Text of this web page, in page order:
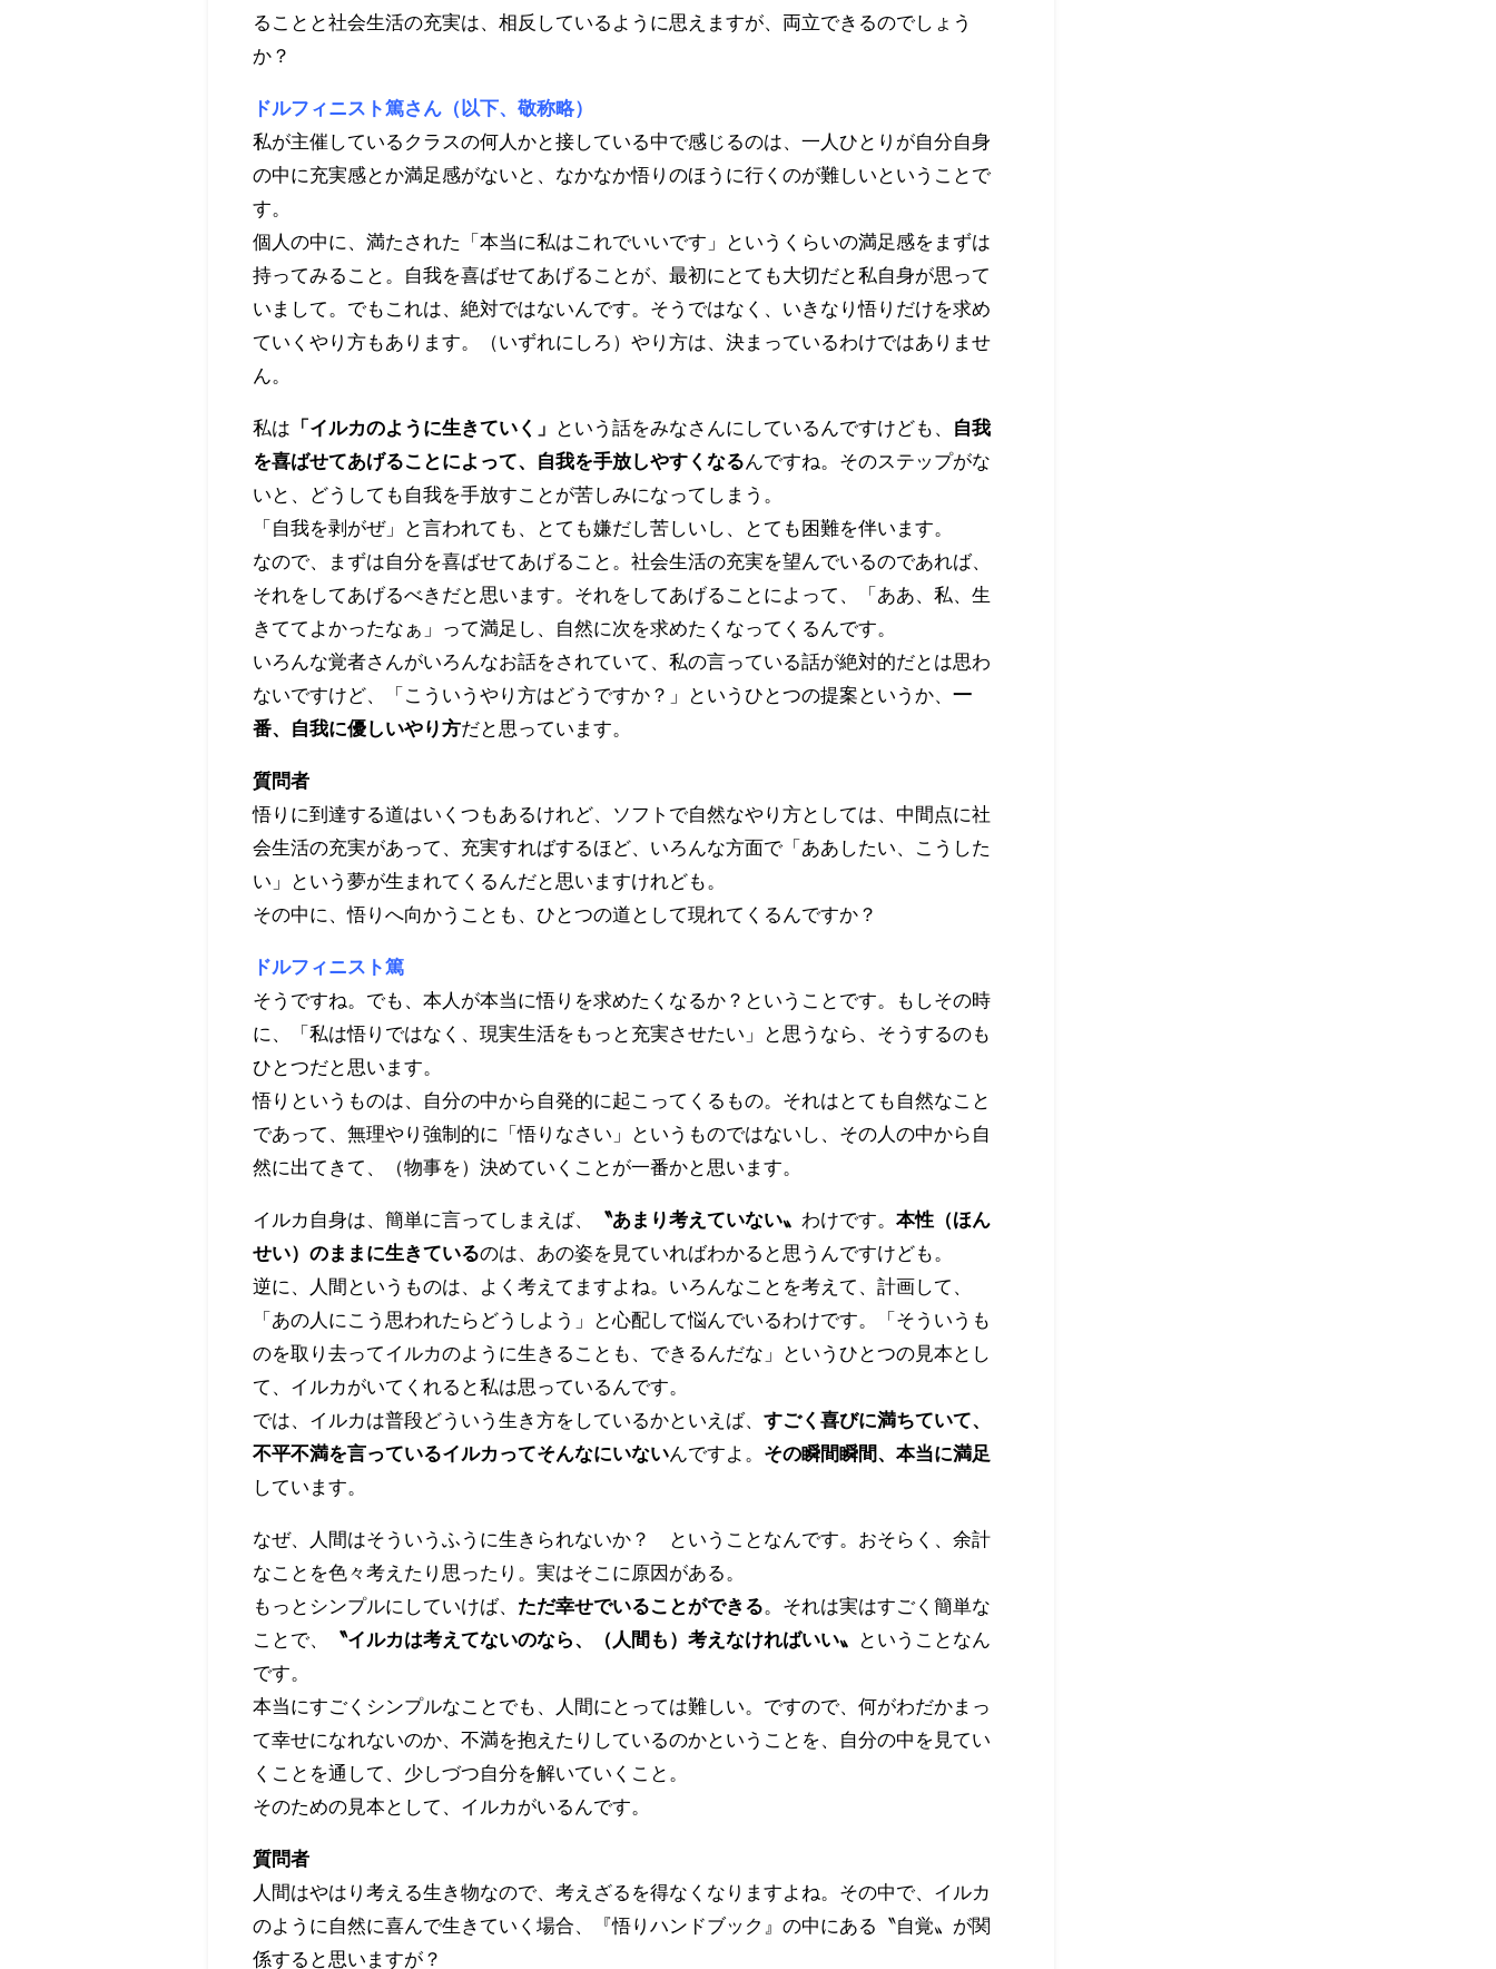
ることと社会生活の充実は、相反しているように思えますが、両立できるのでしょう
か？
ドルフィニスト篤さん（以下、敬称略）
私が主催しているクラスの何人かと接している中で感じるのは、一人ひとりが自分自身
の中に充実感とか満足感がないと、なかなか悟りのほうに行くのが難しいということで
す。
個人の中に、満たされた「本当に私はこれでいいです」というくらいの満足感をまずは
持ってみること。自我を喜ばせてあげることが、最初にとても大切だと私自身が思って
いまして。でもこれは、絶対ではないんです。そうではなく、いきなり悟りだけを求め
ていくやり方もあります。（いずれにしろ）やり方は、決まっているわけではありませ
ん。
私は 「イルカのように生きていく」 という話をみなさんにしているんですけども、
自我
を喜ばせてあげることによって、自我を手放しやすくなる んですね。そのステップがな
いと、どうしても自我を手放すことが苦しみになってしまう。
「自我を剥がぜ」と言われても、とても嫌だし苦しいし、とても困難を伴います。
なので、まずは自分を喜ばせてあげること。社会生活の充実を望んでいるのであれば、
それをしてあげるべきだと思います。それをしてあげることによって、「ああ、私、生
きててよかったなぁ」って満足し、自然に次を求めたくなってくるんです。
いろんな覚者さんがいろんなお話をされていて、私の言っている話が絶対的だとは思わ
ないですけど、「こういうやり方はどうですか？」というひとつの提案というか、一
番、自我に優しいやり方だと思っています。
質問者
悟りに到達する道はいくつもあるけれど、ソフトで自然なやり方としては、中間点に社
会生活の充実があって、充実すればするほど、いろんな方面で「ああしたい、こうした
い」という夢が生まれてくるんだと思いますけれども。
その中に、悟りへ向かうことも、ひとつの道として現れてくるんですか？
ドルフィニスト篤
そうですね。でも、本人が本当に悟りを求めたくなるか？ということです。もしその時
に、「私は悟りではなく、現実生活をもっと充実させたい」と思うなら、そうするのも
ひとつだと思います。
悟りというものは、自分の中から自発的に起こってくるもの。それはとても自然なこと
であって、無理やり強制的に「悟りなさい」というものではないし、その人の中から自
然に出てきて、（物事を）決めていくことが一番かと思います。
イルカ自身は、簡単に言ってしまえば、 〝あまり考えていない〟 わけです。本性（ほん
せい）のままに生きているのは、あの姿を見ていればわかると思うんですけども。
逆に、人間というものは、よく考えてますよね。いろんなことを考えて、計画して、
「あの人にこう思われたらどうしよう」と心配して悩んでいるわけです。「そういうも
のを取り去ってイルカのように生きることも、できるんだな」というひとつの見本とし
て、イルカがいてくれると私は思っているんです。
では、イルカは普段どういう生き方をしているかといえば、すごく喜びに満ちていて、
不平不満を言っているイルカってそんなにいないんですよ。 その瞬間瞬間、本当に満足
しています。
なぜ、人間はそういうふうに生きられないか？ ということなんです。おそらく、余計
なことを色々考えたり思ったり。実はそこに原因がある。
もっとシンプルにしていけば、 ただ幸せでいることができる 。それは実はすごく簡単な
ことで、
〝イルカは考えてないのなら、（人間も）考えなければいい〟
ということなん
です。
本当にすごくシンプルなことでも、人間にとっては難しい。ですので、何がわだかまっ
て幸せになれないのか、不満を抱えたりしているのかということを、自分の中を見てい
くことを通して、少しづつ自分を解いていくこと。
そのための見本として、イルカがいるんです。
質問者
人間はやはり考える生き物なので、考えざるを得なくなりますよね。その中で、イルカ
のように自然に喜んで生きていく場合、『悟りハンドブック』の中にある〝自覚〟が関
係すると思いますが？